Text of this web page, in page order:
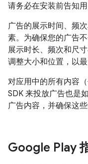
请务必在安装前告知用
广告的展示时间、频
素。为确保您的广告
展示时长、频次和尺
调整大小和位置，以
对应用中的所有内容
SDK 来投放广告也是
广告内容，并确保这
Google Play